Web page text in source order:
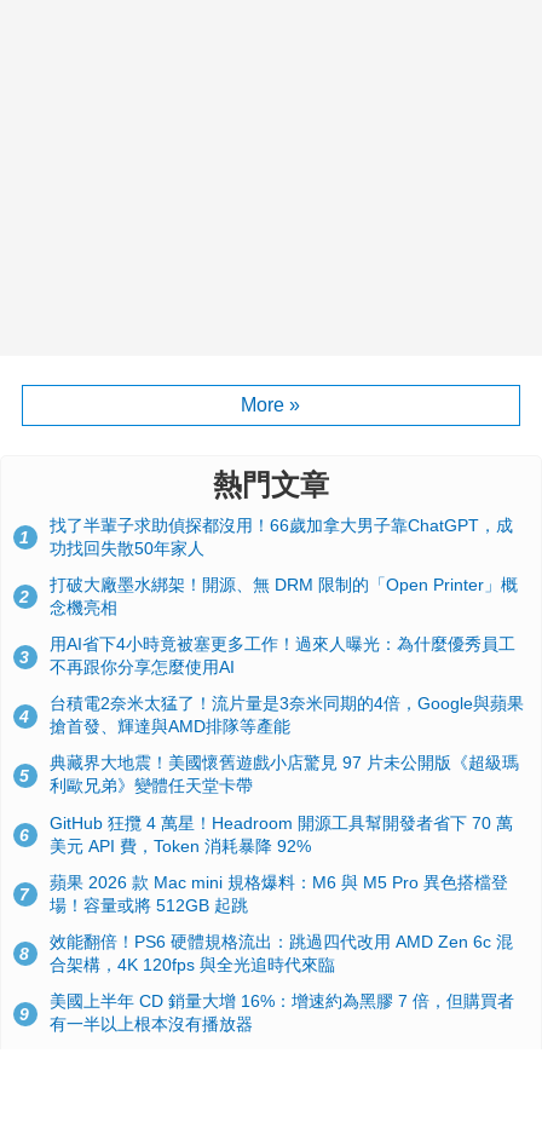
More »
熱門文章
1
找了半輩子求助偵探都沒用！66歲加拿大男子靠ChatGPT，成
功找回失散50年家人
2
打破大廠墨水綁架！開源、無 DRM 限制的「Open Printer」概
念機亮相
3
用AI省下4小時竟被塞更多工作！過來人曝光：為什麼優秀員工
不再跟你分享怎麼使用AI
4
台積電2奈米太猛了！流片量是3奈米同期的4倍，Google與蘋果
搶首發、輝達與AMD排隊等產能
5
典藏界大地震！美國懷舊遊戲小店驚見 97 片未公開版《超級瑪
利歐兄弟》變體任天堂卡帶
6
GitHub 狂攬 4 萬星！Headroom 開源工具幫開發者省下 70 萬
美元 API 費，Token 消耗暴降 92%
7
蘋果 2026 款 Mac mini 規格爆料：M6 與 M5 Pro 異色搭檔登
場！容量或將 512GB 起跳
8
效能翻倍！PS6 硬體規格流出：跳過四代改用 AMD Zen 6c 混
合架構，4K 120fps 與全光追時代來臨
9
美國上半年 CD 銷量大增 16%：增速約為黑膠 7 倍，但購買者
有一半以上根本沒有播放器